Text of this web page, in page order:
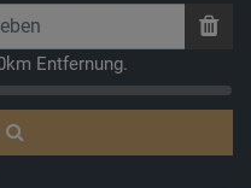
Entfernung.